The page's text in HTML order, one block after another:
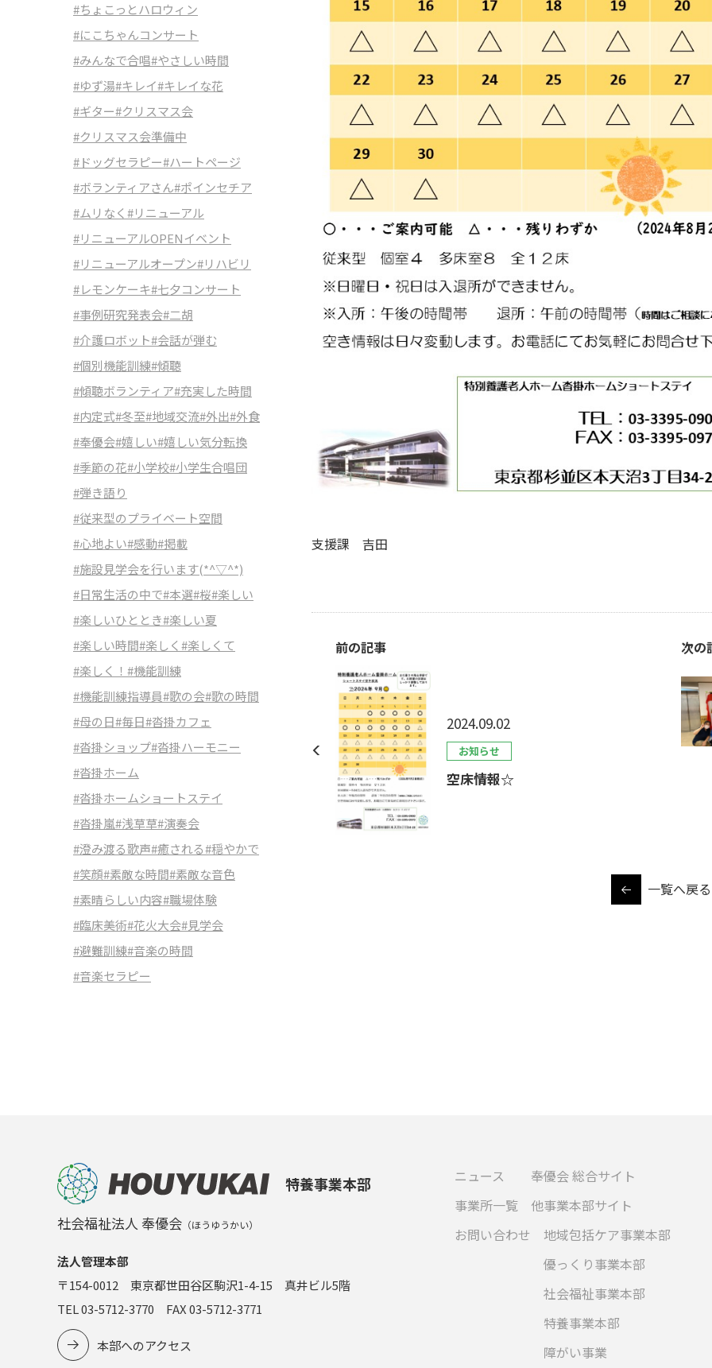
支援課 吉田
前の記事
2024.09.02
お知らせ
空床情報☆
次の
一覧へ戻る
#ちょこっとハロウィン
#にこちゃんコンサート
#みんなで合唱#やさしい時間
#ゆず湯#キレイ#キレイな花
#ギター#クリスマス会
#クリスマス会準備中
#ドッグセラピー#ハートページ
#ボランティアさん#ポインセチア
#ムリなく #リニューアル
#リニューアルOPENイベント
#リニューアルオープン#リハビリ
#レモンケーキ#七夕コンサート
#事例研究発表会#二胡
#介護ロボット#会話が弾む
#個別機能訓練#傾聴
#傾聴ボランティア#充実した時間
#内定式#冬至#地域交流#外出#外食
#奉優会#嬉しい#嬉しい気分転換
#季節の花#小学校#小学生合唱団
#弾き語り
#従来型のプライベート空間
#心地よい#感動#掲載
#施設見学会を行います(*^▽^*)
#日常生活の中で#本選#桜#楽しい
#楽しいひととき#楽しい夏
#楽しい時間#楽しく #楽しくて
#楽しく！ #機能訓練
#機能訓練指導員#歌の会#歌の時間
#母の日#毎日#沓掛カフェ
#沓掛ショップ#沓掛ハーモニー
#沓掛ホーム
#沓掛ホームショートステイ
#沓掛嵐#浅草草#演奏会
#澄み渡る歌声#癒される#穏やかで
#笑顔#素敵な時間#素敵な音色
#素晴らしい内容#職場体験
#臨床美術#花火大会#見学会
#避難訓練#音楽の時間
#音楽セラピー
特養事業本部
社会福祉法人 奉優会 （ほうゆうかい）
法人管理本部
〒154-0012 東京都世田谷区駒沢1-4-15 真井ビル5階
TEL 03-5712-3770 FAX 03-5712-3771
本部へのアクセス
ニュース
事業所一覧
お問い合わせ
奉優会 総合サイト
他事業本部サイト
地域包括ケア事業本部
優っくり事業本部
社会福祉事業本部
特養事業本部
障がい事業